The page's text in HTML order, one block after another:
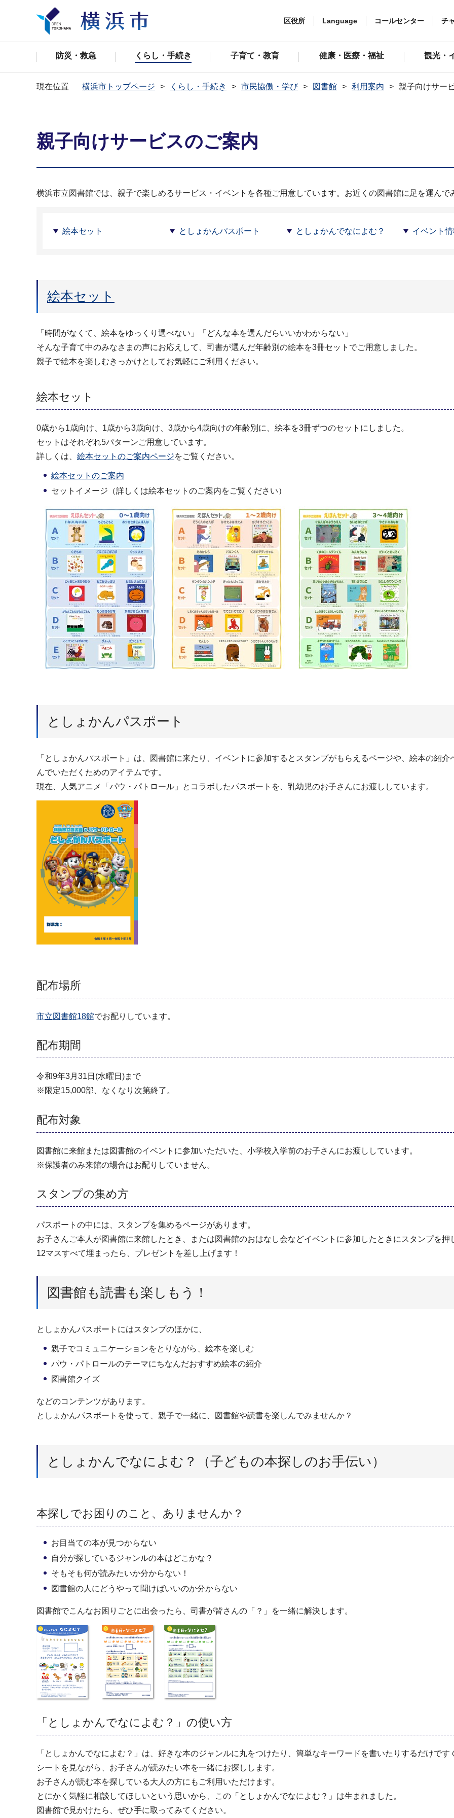
区役所 Language コールセンター チ
防災・救急 くらし・手続き 子育て・教育 健康・医療・福祉 観光・
現在位置 横浜市トップページ くらし・手続き 市民協働・学び 図書館 利用案内 親子向けサー
親子向けサービスのご案内
横浜市立図書館では、親子で楽しめるサービス・イベントを各種ご用意しています。お近くの図書館に足を運んで
絵本セット としょかんパスポート としょかんでなによむ？ イベント
絵本セット
「時間がなくて、絵本をゆっくり選べない」「どんな本を選んだらいいかわからない」
そんな子育て中のみなさまの声にお応えして、司書が選んだ年齢別の絵本を3冊セットでご用意しました。
親子で絵本を楽しむきっかけとしてお気軽にご利用ください。
絵本セット
0歳から1歳向け、1歳から3歳向け、3歳から4歳向けの年齢別に、絵本を3冊ずつのセットにしました。
セットはそれぞれ5パターンご用意しています。
詳しくは、 絵本セットのご案内ページをご覧ください。
絵本セットのご案内
セットイメージ（詳しくは絵本セットのご案内をご覧ください）
としょかんパスポート
「としょかんパスポート」は、図書館に来たり、イベントに参加するとスタンプがもらえるページや、絵本の紹
んでいただくためのアイテムです。
現在、人気アニメ「パウ・パトロール」とコラボしたパスポートを、乳幼児のお子さんにお渡ししています。
配布場所
市立図書館18館でお配りしています。
配布期間
令和9年3月31日(水曜日)まで
※限定15,000部、なくなり次第終了。
配布対象
図書館に来館または図書館のイベントに参加いただいた、小学校入学前のお子さんにお渡ししています。
※保護者のみ来館の場合はお配りしていません。
スタンプの集め方
パスポートの中には、スタンプを集めるページがあります。
お子さんご本人が図書館に来館したとき、または図書館のおはなし会などイベントに参加したときにスタンプを押
12マスすべて埋まったら、プレゼントを差し上げます！
図書館も読書も楽しもう！
としょかんパスポートにはスタンプのほかに、
親子でコミュニケーションをとりながら、絵本を楽しむ
パウ・パトロールのテーマにちなんだおすすめ絵本の紹介
図書館クイズ
などのコンテンツがあります。
としょかんパスポートを使って、親子で一緒に、図書館や読書を楽しんでみませんか？
としょかんでなによむ？（子どもの本探しのお手伝い）
本探しでお困りのこと、ありませんか？
お目当ての本が見つからない
自分が探しているジャンルの本はどこかな？
そもそも何が読みたいか分からない！
図書館の人にどうやって聞けばいいのか分からない
図書館でこんなお困りごとに出会ったら、司書が皆さんの「？」を一緒に解決します。
「としょかんでなによむ？」の使い方
「としょかんでなによむ？」は、好きな本のジャンルに丸をつけたり、簡単なキーワードを書いたりするだけで
シートを見ながら、お子さんが読みたい本を一緒にお探しします。
お子さんが読む本を探している大人の方にもご利用いただけます。
とにかく気軽に相談してほしいという思いから、この「としょかんでなによむ？」は生まれました。
図書館で見かけたら、ぜひ手に取ってみてください。